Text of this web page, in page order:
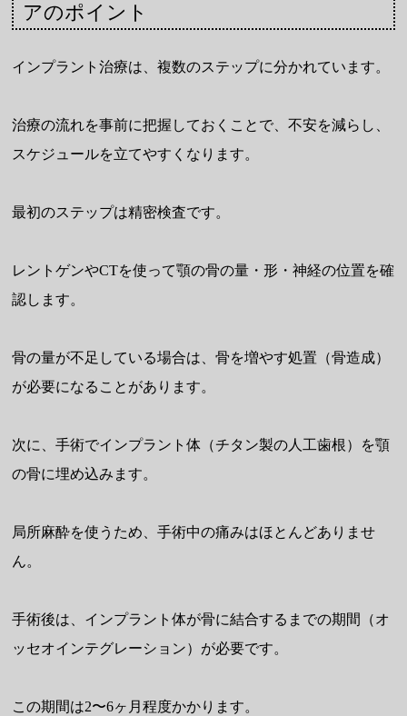
アのポイント
インプラント治療は、複数のステップに分かれています。
治療の流れを事前に把握しておくことで、不安を減らし、
スケジュールを立てやすくなります。
最初のステップは精密検査です。
レントゲンやCTを使って顎の骨の量・形・神経の位置を確
認します。
骨の量が不足している場合は、骨を増やす処置（骨造成）
が必要になることがあります。
次に、手術でインプラント体（チタン製の人工歯根）を顎
の骨に埋め込みます。
局所麻酔を使うため、手術中の痛みはほとんどありませ
ん。
手術後は、インプラント体が骨に結合するまでの期間（オ
ッセオインテグレーション）が必要です。
この期間は2〜6ヶ月程度かかります。